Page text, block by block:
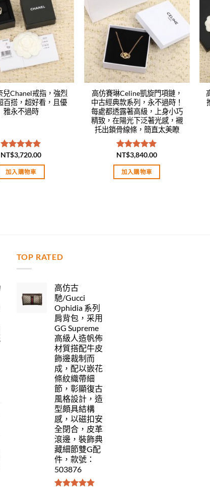
Add to
wishlist
兒Chanel戒指，強烈
百搭，超好看，且優
雅永不過時
評分5.00
滿分 5
NT$3,720.00
加入購物車
Add to
wishlist
高仿賽琳Celine凱旋門項鏈，
中古經典款系列，永不過時！
每處都透露著高級，上身小巧
精致，在陽光下泛著光感，襯
托出鎖骨線條，簡直太美瞭
評分5.00
滿分 5
NT$3,840.00
加入購物車
TOP RATED
高仿古
馳/Gucci
Ophidia 系列
肩背包，采用
GG Supreme
高級人造帆佈
材質搭配牛皮
飾邊裁制而
成，配以嵌花
條紋織帶細
節，彰顯復古
風格設計，造
型頗具結構
感，以磁扣安
全閉合，皮革
滾邊，裝飾典
藏細節雙G配
件，款號：
503876